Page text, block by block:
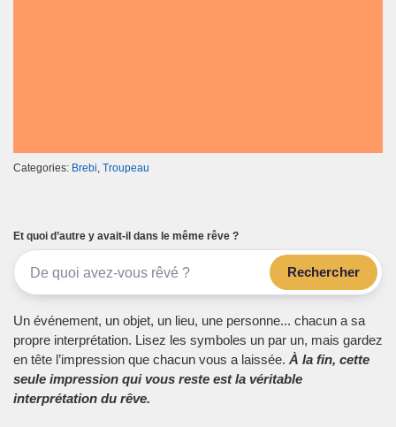
Categories: Brebi, Troupeau
Et quoi d’autre y avait-il dans le même rêve ?
Rechercher
Un événement, un objet, un lieu, une personne... chacun a sa
propre interprétation. Lisez les symboles un par un, mais gardez
en tête l’impression que chacun vous a laissée. À la fin, cette
seule impression qui vous reste est la véritable
interprétation du rêve.